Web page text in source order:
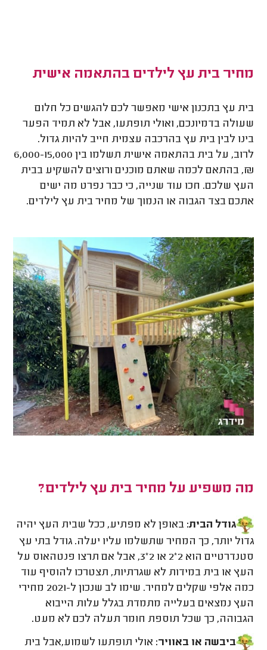
מחיר בית עץ לילדים בהתאמה אישית
בית עץ בתכנון אישי מאפשר לכם להגשים כל חלום
שעולה בדמיונכם, ואולי תופתעו, אבל לא תמיד הפער
בינו לבין בית עץ בהרכבה עצמית חייב להיות גדול.
לרוב, על בית בהתאמה אישית תשלמו בין 6,000-15,000
₪, בהתאם לכמה שאתם מוכנים ורוצים להשקיע בבית
העץ שלכם. חכו עוד שנייה, כי כבר נפרט מה ישים
אתכם בצד הגבוה או הנמוך של מחיר בית עץ לילדים.
מה משפיע על מחיר בית עץ לילדים?
גודל הבית: באופן לא מפתיע, ככל שבית העץ יהיה
גדול יותר, כך המחיר שתשלמו עליו יעלה. גודל בתי עץ
סטנדרטיים הוא 2*2 או 2*3, אבל אם תרצו פנטהאוס על
העץ או בית במידות לא שגרתיות, תצטרכו להוסיף עוד
כמה אלפי שקלים למחיר. שימו לב שנכון ל-2021 מחירי
העץ נמצאים בעלייה מתמדת בגלל עלות הייבוא
הגבוהה, כך שכל תוספת חומר תעלה לכם לא מעט.
ביבשה או באוויר: אולי תופתעו לשמוע,אבל בית